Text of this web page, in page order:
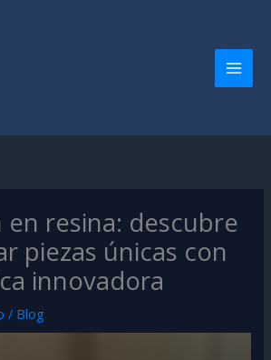
en resina: descubre
piezas únicas con
innovadora
/ Blog